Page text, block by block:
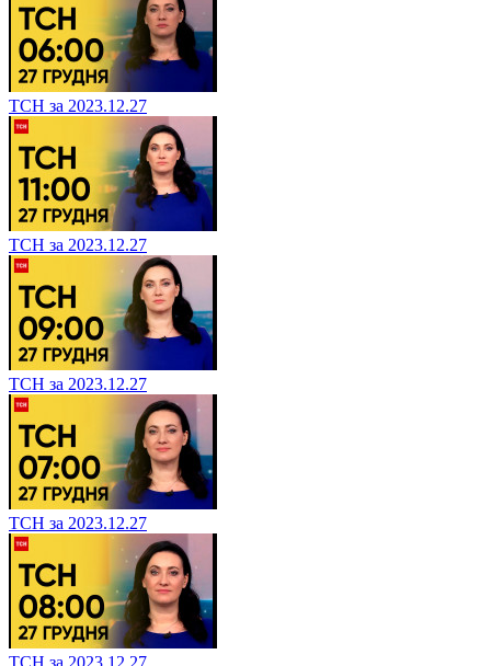
ТСН за 2023.12.27
ТСН за 2023.12.27
ТСН за 2023.12.27
ТСН за 2023.12.27
ТСН за 2023.12.27